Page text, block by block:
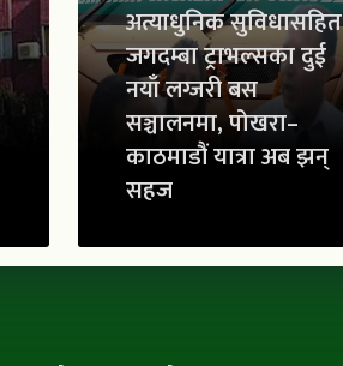
अत्याधुनिक सुविधासहित
जगदम्बा ट्राभल्सका दुई
नयाँ लग्जरी बस
सञ्चालनमा, पोखरा–
काठमाडौं यात्रा अब झन्
सहज